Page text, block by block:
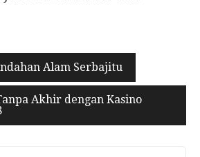
Alam Serbajitu
Akhir dengan Kasino